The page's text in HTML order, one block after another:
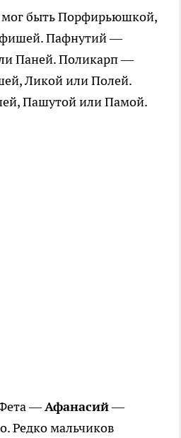
мог быть Порфирьюшкой,
Пафнутий —
Паней. Поликарп —
Ликой или Полей.
Пашутой или Памой.
—Афанасий—
Редко мальчиков